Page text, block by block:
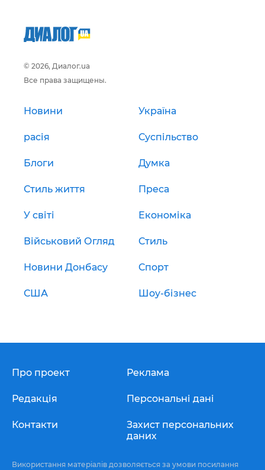
© 2026, Диалог.ua
Все права защищены.
Новини Україна
расія Суспільство
Блоги Думка
Стиль життя Преса
У світі Економіка
Військовий Огляд Стиль
Новини Донбасу Спорт
США Шоу-бізнес
Про проект
Редакція
Контакти
Реклама
Персональні дані
Захист персональних
даних
Використання матеріалів дозволяється за умови посилання